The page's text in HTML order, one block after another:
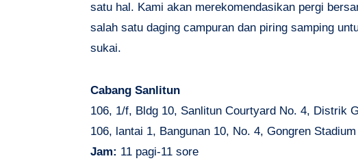
satu hal. Kami akan merekomendasikan pergi
salah satu daging campuran dan piring samping
sukai.
Cabang Sanlitun
106, 1/f, Bldg 10, Sanlitun Courtyard No. 4, Distrik
106, lantai 1, Bangunan 10, No. 4, Gongren
Jam: 11 pagi-11 sore